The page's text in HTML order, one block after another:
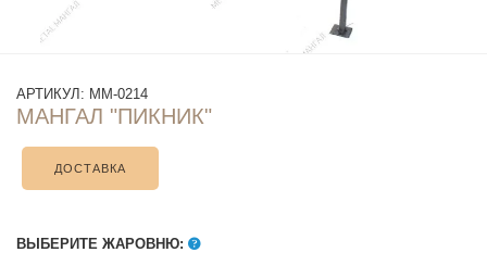
АРТИКУЛ: ММ-0214
МАНГАЛ "ПИКНИК"
ДОСТАВКА
ВЫБЕРИТЕ ЖАРОВНЮ: